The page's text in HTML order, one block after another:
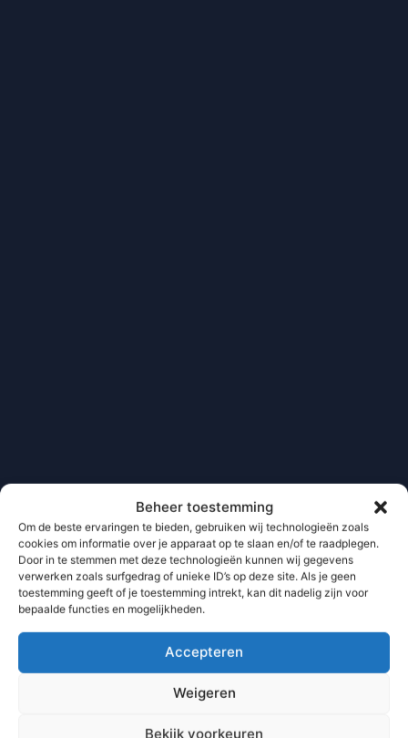
Beheer toestemming
Om de beste ervaringen te bieden, gebruiken wij technologieën zoals
cookies om informatie over je apparaat op te slaan en/of te raadplegen.
Door in te stemmen met deze technologieën kunnen wij gegevens
verwerken zoals surfgedrag of unieke ID’s op deze site. Als je geen
toestemming geeft of je toestemming intrekt, kan dit nadelig zijn voor
bepaalde functies en mogelijkheden.
Accepteren
Weigeren
Bekijk voorkeuren